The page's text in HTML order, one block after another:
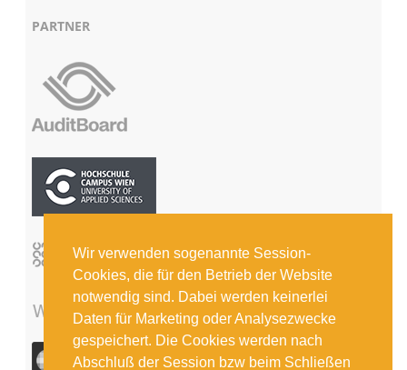
Wir verwenden sogenannte Session-
Cookies, die für den Betrieb der Website
notwendig sind. Dabei werden keinerlei
Daten für Marketing oder Analysezwecke
gespeichert. Die Cookies werden nach
Abschluß der Session bzw beim Schließen
PARTNER